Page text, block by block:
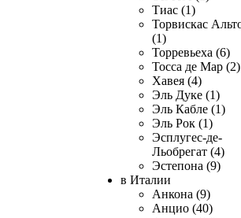
Тиас (1)
Торвискас
(1)
Торревьеха (6)
Тосса де Мар (2)
Хавея (4)
Эль Дуке (1)
Эль Кабле (1)
Эль Рок (1)
Эсплугес-де-
Льобрегат (4)
Эстепона (9)
в Италии
Анкона (9)
Анцио (40)